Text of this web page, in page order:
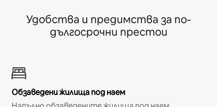
Удобства и предимства за по-
дългосрочни престои
Обзаведени жилища под наем